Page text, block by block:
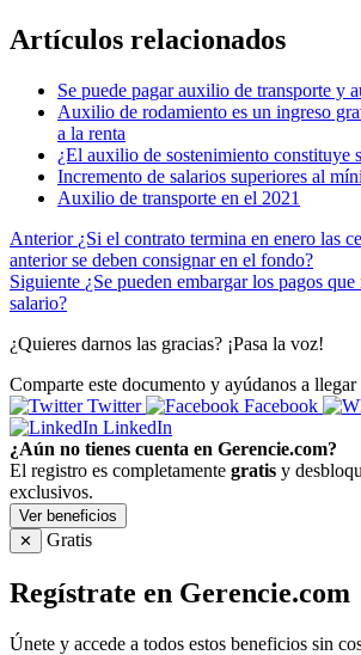
Artículos relacionados
Se puede pagar auxilio de transporte y
Auxilio de rodamiento es un ingreso
a la renta
¿El auxilio de sostenimiento constituye
Incremento de salarios superiores al
Auxilio de transporte en el 2021
Anterior ¿Si el contrato termina en enero las
anterior se deben consignar en el fondo?
Siguiente ¿Se pueden embargar los pagos
salario?
¿Quieres darnos las gracias? ¡Pasa la voz!
Comparte este documento y ayúdanos a llegar
Twitter
Facebook
LinkedIn
¿Aún no tienes cuenta en Gerencie.com?
El registro es completamente gratis y
exclusivos.
Ver beneficios
✕
Gratis
Regístrate en Gerencie.com
Únete y accede a todos estos beneficios sin